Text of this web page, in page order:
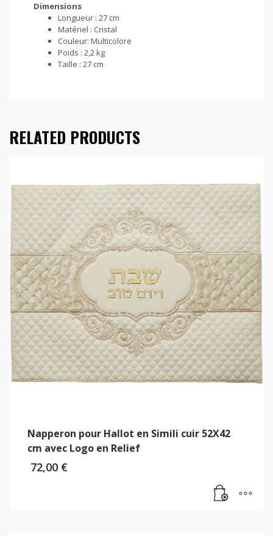
Dimensions
Longueur : 27 cm
Matériel : Cristal
Couleur: Multicolore
Poids : 2,2 kg
Taille : 27 cm
RELATED PRODUCTS
Napperon pour Hallot en Simili cuir 52X42
cm avec Logo en Relief
72,00 €